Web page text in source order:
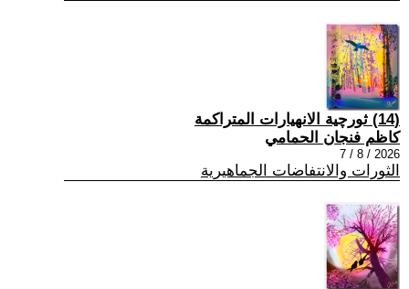
(14) ثورچية الانهيارات المتراكمة
كاظم فنجان الحمامي
2026 / 8 / 7
الثورات والانتفاضات الجماهيرية